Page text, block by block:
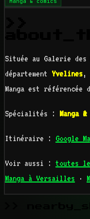
Située au Galerie des
département Yvelines,
Manga est référencée
Spécialités : Manga
Itinéraire : Google
Voir aussi : toutes
Manga à Versailles ·
>>